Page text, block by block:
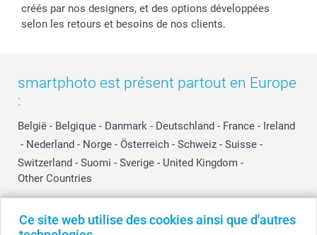
Ce site web utilise des cookies ainsi que d'autres
créés par nos designers, et des options développées
selon les retours et besoins de nos clients.
smartphoto est présent partout en Europe
:
België - Belgique - Danmark - Deutschland - France - Ireland
- Nederland - Norge - Österreich - Schweiz - Suisse -
Switzerland - Suomi - Sverige - United Kingdom -
Other Countries
Tous les prix sont en EURO (€), TVA incluse et hors frais de port.